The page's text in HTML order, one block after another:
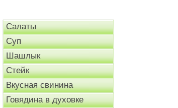
Салаты
Суп
Шашлык
Стейк
Вкусная свинина
Говядина в духовке